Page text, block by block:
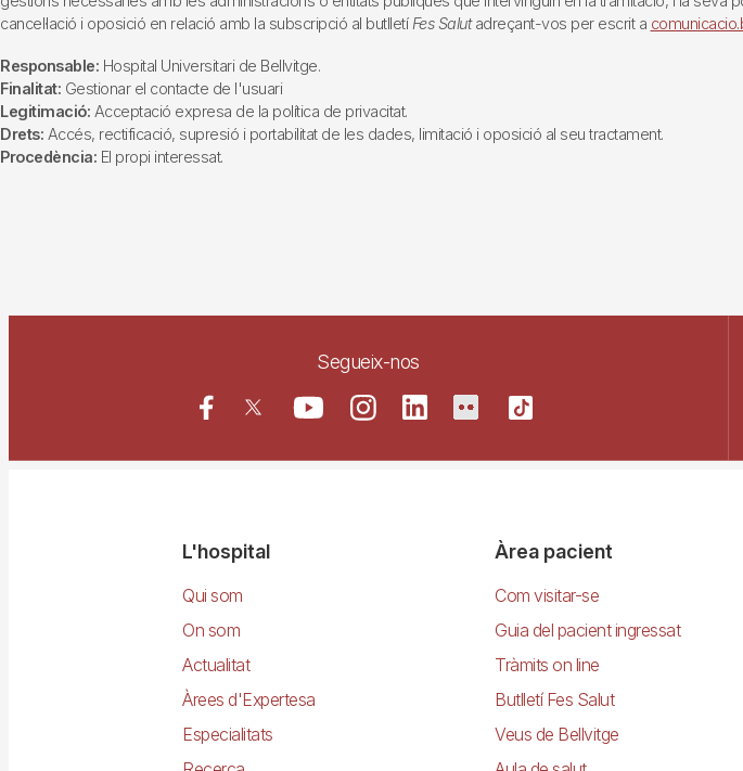
cancel·lació i oposició en relació amb la subscripció al butlletí Fes Salutadreçant-vos per escrit a
Responsable: Hospital Universitari de Bellvitge.
Finalitat: Gestionar el contacte de l'usuari
Legitimació: Acceptació expresa de la política de privacitat.
Drets: Accés, rectificació, supresió i portabilitat de les dades, limitació i oposició al seu tractament.
Procedència: El propi interessat.
Segueix-nos
NavegacióL'hospital
Qui som
On som
Actualitat
Àrees d'Expertesa
Especialitats
Àrea pacient
Com visitar-se
Guia del pacient ingressat
Tràmits on line
Butlletí Fes Salut
Veus de Bellvitge